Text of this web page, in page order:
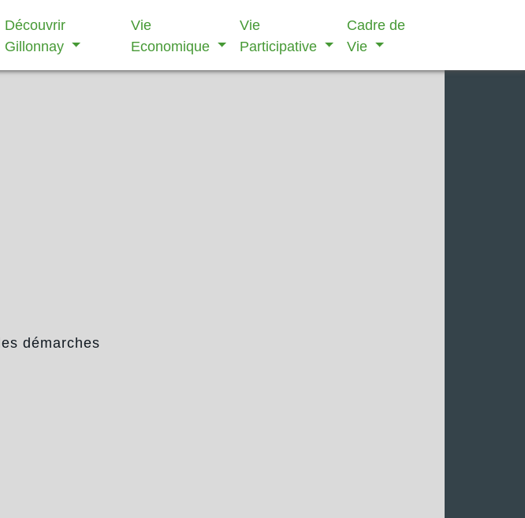
Découvrir
Gillonnay
Vie
Economique
Vie
Participative
Cadre de
Vie
démarches